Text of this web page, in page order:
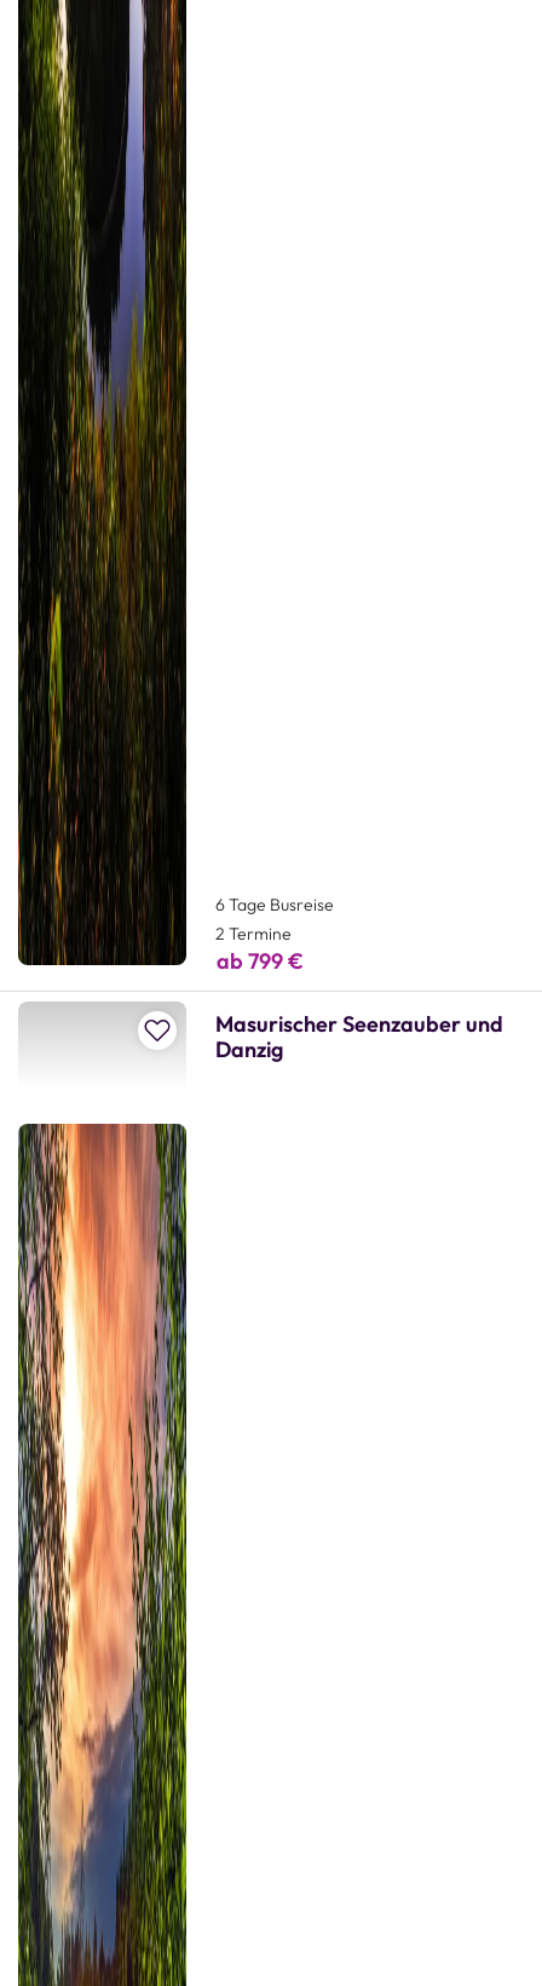
6 Tage Busreise
2 Termine
ab 799 €
Zur Merkliste hinzufügen
Masurischer Seenzauber und
Danzig